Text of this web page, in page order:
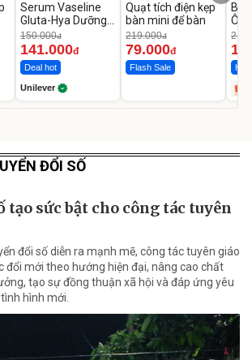
Serum Vaseline
Gluta-Hya Dưỡng
Da Sáng Mịn Sau 7
Ngày
150.000đ
141.000đ
Deal hot
Unilever
Quạt tích điện kẹp
bàn mini để bàn
219.000đ
79.000đ
Flash Sale
Ô
Hot
ĐỔI SỐ
tạo sức bật cho công tác tuyên
đổi số diễn ra mạnh mẽ, công tác tuyên giáo
đổi mới theo hướng hiện đại, nâng cao chất
tạo sự đồng thuận xã hội và đáp ứng yêu
hình mới.